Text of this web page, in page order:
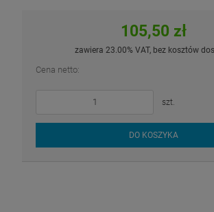
105,50 zł
zawiera 23.00% VAT, bez kosztów
Cena netto:
szt.
DO KOSZYKA